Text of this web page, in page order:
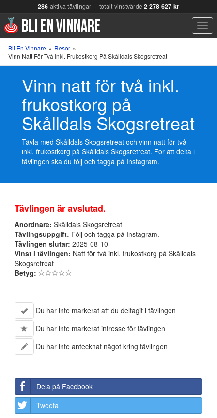
286 aktiva tävlingar · totalt vinstvärde2 278 627 kr
Bli En Vinnare » Resor »
Vinn Natt För Två Inkl. Frukostkorg På Skålldals Skogsretreat
Vinn natt för två inkl.
frukostkorg på
Skålldals Skogsretreat
Tävla med Skålldals Skogsretreat och vinn natt för två
inkl. frukostkorg på Skålldals Skogsretreat. För att delta i
tävlingen ska du följ och tagga på Instagram.
Tävlingen är avslutad.
Anordnare: Skålldals Skogsretreat
Tävlingsuppgift: Följ och tagga på Instagram.
Tävlingen slutar: 2025-08-10
Vinst i tävlingen: Natt för två inkl. frukostkorg på Skålldals
Skogsretreat
Betyg:
Du har inte markerat att du deltagit i tävlingen
Du har inte markerat intresse för tävlingen
Du har inte antecknat något kring tävlingen
Dela på Facebook
Tweeta